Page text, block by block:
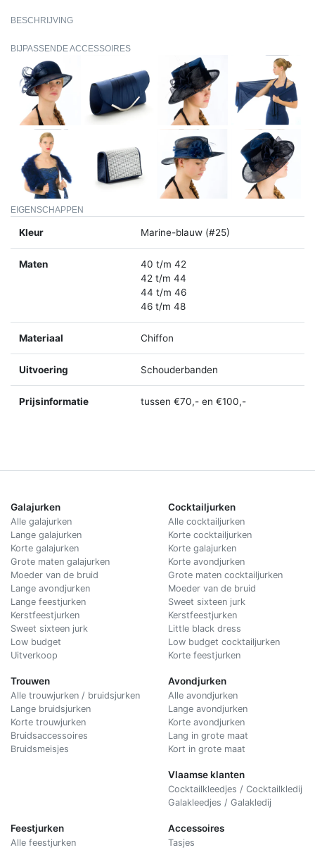
BESCHRIJVING
BIJPASSENDE ACCESSOIRES
EIGENSCHAPPEN
Kleur Marine-blauw (#25)
Maten
40 t/m 42
42 t/m 44
44 t/m 46
46 t/m 48
Materiaal Chiffon
Uitvoering Schouderbanden
Prijsinformatie tussen €70,- en €100,-
Galajurken
Alle galajurken
Lange galajurken
Korte galajurken
Grote maten galajurken
Moeder van de bruid
Lange avondjurken
Lange feestjurken
Kerstfeestjurken
Sweet sixteen jurk
Low budget
Uitverkoop
Trouwen
Alle trouwjurken / bruidsjurken
Lange bruidsjurken
Korte trouwjurken
Bruidsaccessoires
Bruidsmeisjes
Cocktailjurken
Alle cocktailjurken
Korte cocktailjurken
Korte galajurken
Korte avondjurken
Grote maten cocktailjurken
Moeder van de bruid
Sweet sixteen jurk
Kerstfeestjurken
Little black dress
Low budget cocktailjurken
Korte feestjurken
Avondjurken
Alle avondjurken
Lange avondjurken
Korte avondjurken
Lang in grote maat
Kort in grote maat
Vlaamse klanten
Cocktailkleedjes / Cocktailkledij
Galakleedjes / Galakledij
Feestjurken
Alle feestjurken
Accessoires
Tasjes